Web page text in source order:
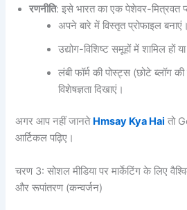
रणनीति: इसे भारत का एक पेशेवर-मित्रवत
अपने बारे में विस्तृत प्रोफाइल बनाएं।
उद्योग-विशिष्ट समूहों में शामिल हों
लंबी फॉर्म की पोस्ट्स (छोटे ब्लॉग
विशेषज्ञता दिखाएं।
अगर आप नहीं जानते Hmsay Kya Hai तो
आर्टिकल पढ़िए।
चरण 3: सोशल मीडिया पर मार्केटिंग के लिए
और रूपांतरण (कन्वर्जन)